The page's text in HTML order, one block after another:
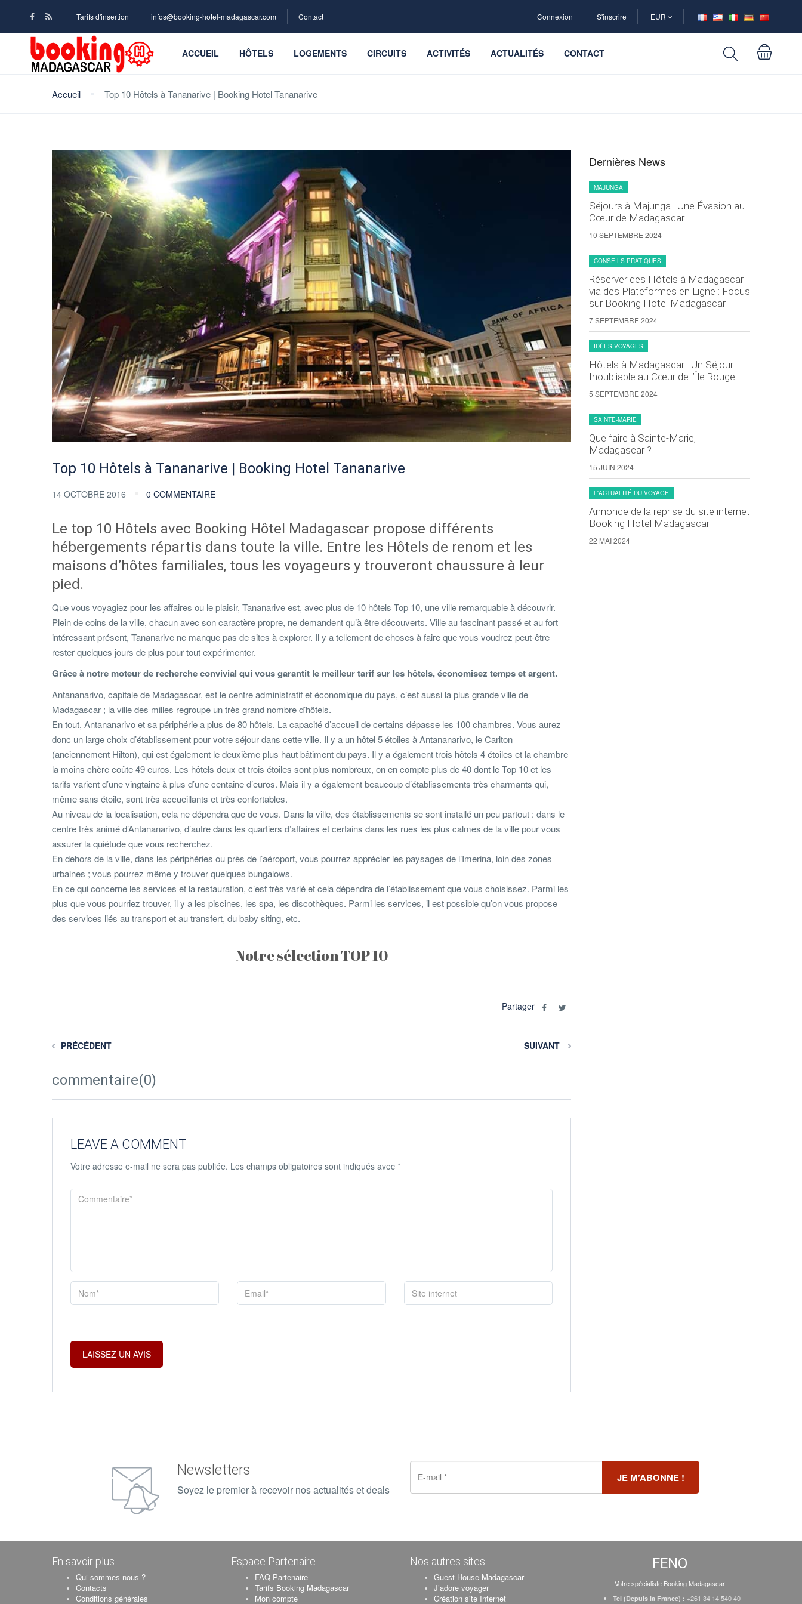
Tarifs d'insertion infos@booking-hotel-madagascar.com Contact Connexion S'inscrire EUR
ACCUEIL HÔTELS LOGEMENTS CIRCUITS ACTIVITÉS ACTUALITÉS CONTACT
Accueil Top 10 Hôtels à Tananarive | Booking Hotel Tananarive
Top 10 Hôtels à Tananarive | Booking Hotel Tananarive
14 OCTOBRE 2016 0 COMMENTAIRE
Le top 10 Hôtels avec Booking Hôtel Madagascar propose différents
hébergements répartis dans toute la ville. Entre les Hôtels de renom et les
maisons d’hôtes familiales, tous les voyageurs y trouveront chaussure à leur
pied.
Que vous voyagiez pour les affaires ou le plaisir, Tananarive est, avec plus de 10 hôtels Top 10, une ville remarquable à découvrir.
Plein de coins de la ville, chacun avec son caractère propre, ne demandent qu’à être découverts. Ville au fascinant passé et au fort
intéressant présent, Tananarive ne manque pas de sites à explorer. Il y a tellement de choses à faire que vous voudrez peut-être
rester quelques jours de plus pour tout expérimenter.
Grâce à notre moteur de recherche convivial qui vous garantit le meilleur tarif sur les hôtels, économisez temps et argent.
Antananarivo, capitale de Madagascar, est le centre administratif et économique du pays, c’est aussi la plus grande ville de
Madagascar ; la ville des milles regroupe un très grand nombre d’hôtels.
En tout, Antananarivo et sa périphérie a plus de 80 hôtels. La capacité d’accueil de certains dépasse les 100 chambres. Vous aurez
donc un large choix d’établissement pour votre séjour dans cette ville. Il y a un hôtel 5 étoiles à Antananarivo, le Carlton
(anciennement Hilton), qui est également le deuxième plus haut bâtiment du pays. Il y a également trois hôtels 4 étoiles et la chambre
la moins chère coûte 49 euros. Les hôtels deux et trois étoiles sont plus nombreux, on en compte plus de 40 dont le Top 10 et les
tarifs varient d’une vingtaine à plus d’une centaine d’euros. Mais il y a également beaucoup d’établissements très charmants qui,
même sans étoile, sont très accueillants et très confortables.
Au niveau de la localisation, cela ne dépendra que de vous. Dans la ville, des établissements se sont installé un peu partout : dans le
centre très animé d’Antananarivo, d’autre dans les quartiers d’affaires et certains dans les rues les plus calmes de la ville pour vous
assurer la quiétude que vous recherchez.
En dehors de la ville, dans les périphéries ou près de l’aéroport, vous pourrez apprécier les paysages de l’Imerina, loin des zones
urbaines ; vous pourrez même y trouver quelques bungalows.
En ce qui concerne les services et la restauration, c’est très varié et cela dépendra de l’établissement que vous choisissez. Parmi les
plus que vous pourriez trouver, il y a les piscines, les spa, les discothèques. Parmi les services, il est possible qu’on vous propose
des services liés au transport et au transfert, du baby siting, etc.
Notre sélection TOP 10
Partager
PRÉCÉDENT SUIVANT
commentaire(0)
LEAVE A COMMENT
Votre adresse e-mail ne sera pas publiée. Les champs obligatoires sont indiqués avec *
Dernières News
MAJUNGA
Séjours à Majunga : Une Évasion au
Cœur de Madagascar
10 SEPTEMBRE 2024
CONSEILS PRATIQUES
Réserver des Hôtels à Madagascar
via des Plateformes en Ligne : Focus
sur Booking Hotel Madagascar
7 SEPTEMBRE 2024
IDÉES VOYAGES
Hôtels à Madagascar : Un Séjour
Inoubliable au Cœur de l’Île Rouge
5 SEPTEMBRE 2024
SAINTE-MARIE
Que faire à Sainte-Marie,
Madagascar ?
15 JUIN 2024
L'ACTUALITÉ DU VOYAGE
Annonce de la reprise du site internet
Booking Hotel Madagascar
22 MAI 2024
Newsletters
Soyez le premier à recevoir nos actualités et deals
En savoir plus
Qui sommes-nous ?
Contacts
Conditions générales
Espace Partenaire
FAQ Partenaire
Tarifs Booking Madagascar
Mon compte
Nos autres sites
Guest House Madagascar
J’adore voyager
Création site Internet
FENO
Votre spécialiste Booking Madagascar
Tel (Depuis la France) : +261 34 14 540 40